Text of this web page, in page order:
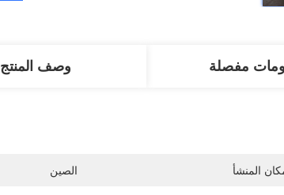
مفصلة وصف المنتج
المنشأ الصين